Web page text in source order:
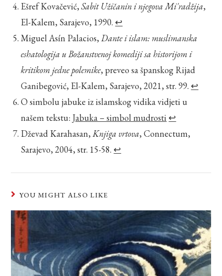
Ešref Kovačević,Sabit Užičanin i njegova Mi'radžija,
El-Kalem, Sarajevo, 1990. ↩︎
Miguel Asín Palacios,Dante i islam: muslimanska
eshatologija u Božanstvenoj komediji sa historijom i
kritikom jedne polemike, preveo sa španskog Rijad
Ganibegović, El-Kalem, Sarajevo, 2021, str. 99. ↩︎
O simbolu jabuke iz islamskog vidika vidjeti u
našem tekstu: Jabuka – simbol mudrosti ↩︎
Dževad Karahasan,Knjiga vrtova, Connectum,
Sarajevo, 2004, str. 15-58. ↩︎
YOU MIGHT ALSO LIKE